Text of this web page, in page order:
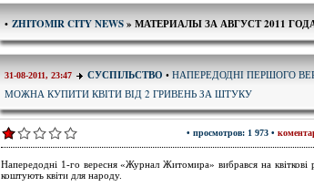
• ZHITOMIR CITY NEWS» МАТЕРИАЛЫ ЗА АВГУСТ 2011
31-08-2011, 23:47 СУСПІЛЬСТВО • НАПЕРЕДОДНІ ПЕРШОГО
МОЖНА КУПИТИ КВІТИ ВІД 2 ГРИВЕНЬ ЗА ШТУКУ
• просмотров: 1 973 •
Напередодні 1-го вересня «Журнал Житомира» вибрався на квіткові
коштують квіти для народу.